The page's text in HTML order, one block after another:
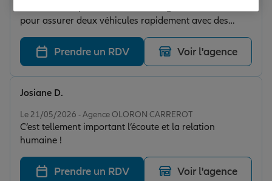
pour assurer deux véhicules rapidement avec des
tarifs et formules avantageuses ! Je recommande !
Prendre un RDV Voir l'agence
Le 21/05/2026 - Agence OLORON CARREROT
C’est tellement important l’écoute et la relation
humaine !
Josiane D.
Prendre un RDV Voir l'agence